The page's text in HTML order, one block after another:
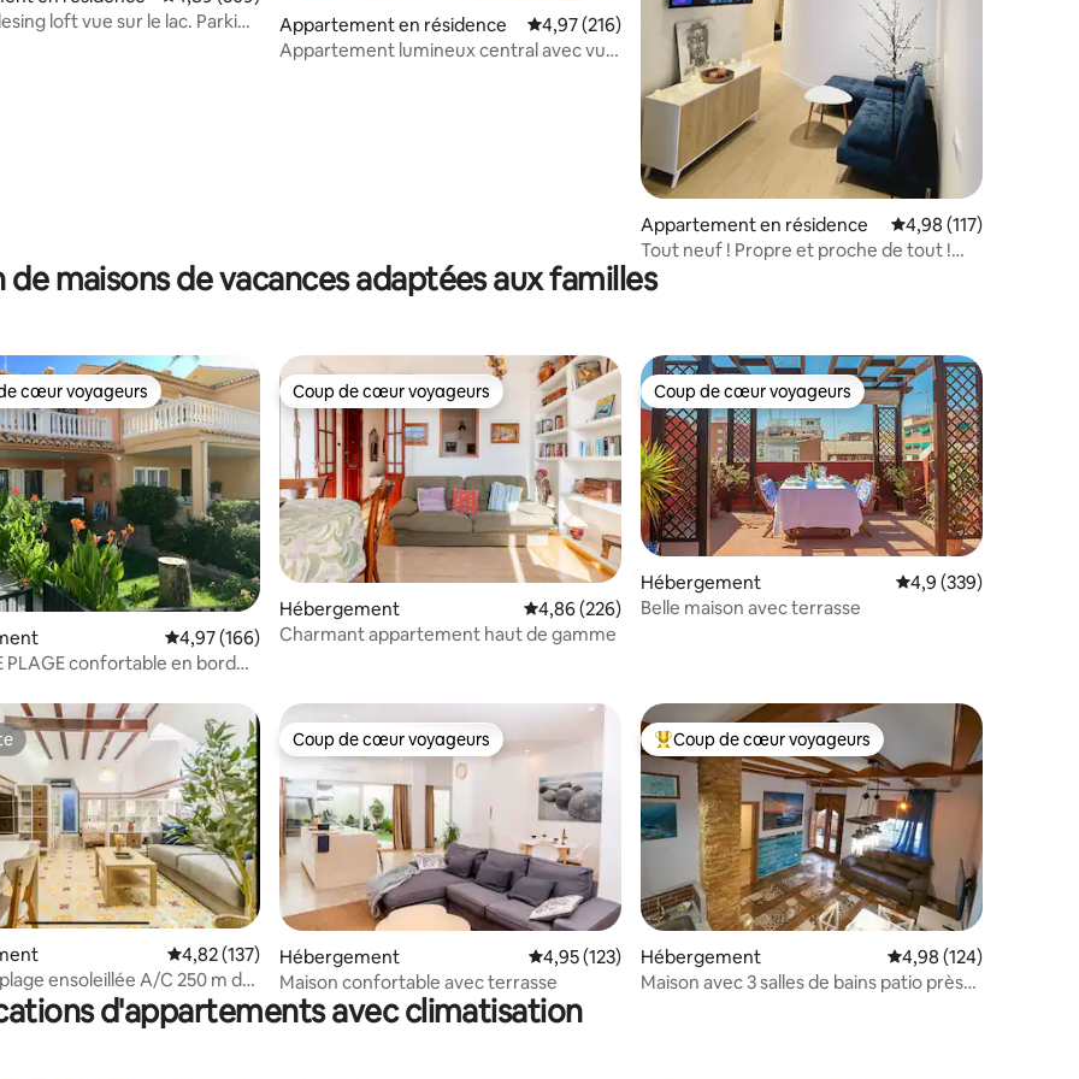
loft vue sur le lac. Parking
Appartement en résidence Évaluation moyenne sur la base de 216 commentaires : 4,97 sur 5
4,97 (216)
Appartement lumineux central avec vue
Appartement en résidence Évaluation moyenne
4,98 (117)
Tout neuf ! Propre et proche de tout !
Wifi rapide
de maisons de vacances adaptées aux familles
la base de 127 commentaires : 4,9 sur 5
cœur voyageurs les plus appréciés
cœur voyageurs
Évaluation moyenne sur la base de 166 commentaires : 4,97 sur 5
4,97 (166)
PLAGE confortable en bord
Coup de cœur voyageurs
Coup de cœur voyageurs
Hébergement Évaluation moyenne sur la base de 226 commentaires : 4,86 sur 5
4,86 (226)
Charmant appartement haut de gamme
Coup de cœur voyageurs
Coup de cœur voyageurs
Hébergement Évaluation moyenne
4,9 (339)
Belle maison avec terrasse
base de 123 commentaires : 4,89 sur 5
Évaluation moyenne sur la base de 137 commentaires : 4,82 sur 5
4,82 (137)
A/C 250 m de
Coup de cœur voyageurs
Coup de cœur voyageurs
Hébergement Évaluation moyenne sur la base de 123 commentaires : 4,95 sur 5
4,95 (123)
Maison confortable avec terrasse
Coups de cœur voyageurs les plus appréciés
Coup de cœur voyageurs
Hébergement Évaluation moyenne
4,98 (124)
Maison avec 3 salles de bains patio près
d'appartements avec climatisation